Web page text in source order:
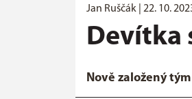
Jan Ruščák | 22. 10.
Devítka
Nově založený